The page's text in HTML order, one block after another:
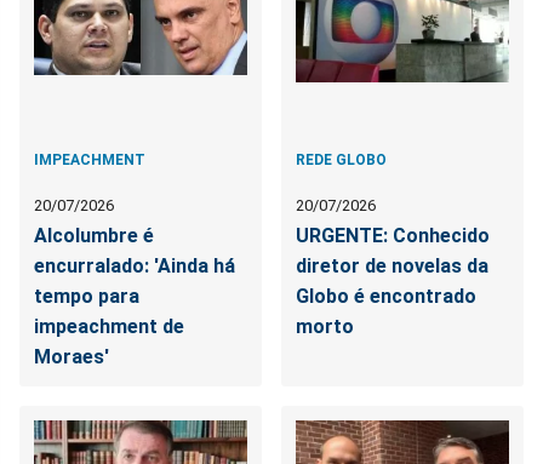
IMPEACHMENT
20/07/2026
Alcolumbre é
encurralado: 'Ainda há
tempo para
impeachment de
Moraes'
REDE GLOBO
20/07/2026
URGENTE: Conhecido
diretor de novelas da
Globo é encontrado
morto